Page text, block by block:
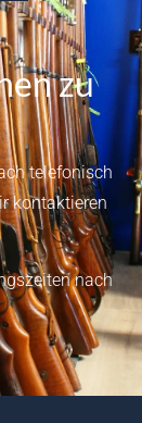
zu
telefonisch
kontaktieren
nach